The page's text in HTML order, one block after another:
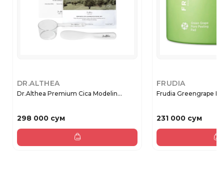
DR.ALTHEA
Dr.Althea Premium Cica Modelin...
298 000 сум
FRUDIA
Frudia Greengrape
231 000 сум